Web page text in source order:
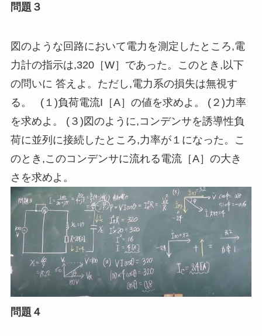
問題３
図のような回路において電力を測定したところ,電
力計の指示は,320［W］であった。このとき , 以下
の問いに 答えよ。ただし ,電力系の損失は無視す
る。 (１ )負荷電流I［A］の値を求めよ。 (２ )力率
を求めよ。 (３ ) 図のように,コンデンサを誘導性負
荷に並列に接続したところ,力率が１になった。こ
のとき ,このコンデンサに流れる電流［A］の大き
さを求めよ。
問題４